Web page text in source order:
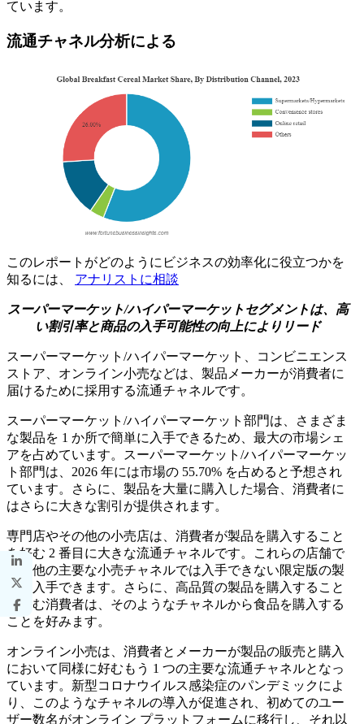
ています。
流通チャネル分析による
このレポートがどのようにビジネスの効率化に役立つかを
知るには、 アナリストに相談
スーパーマーケット/ハイパーマーケットセグメントは、高
い割引率と商品の入手可能性の向上によりリード
スーパーマーケット/ハイパーマーケット、コンビニエンス
ストア、オンライン小売などは、製品メーカーが消費者に
届けるために採用する流通チャネルです。
スーパーマーケット/ハイパーマーケット部門は、さまざま
な製品を 1 か所で簡単に入手できるため、最大の市場シェ
アを占めています。スーパーマーケット/ハイパーマーケッ
ト部門は、2026 年には市場の 55.70% を占めると予想され
ています。さらに、製品を大量に購入した場合、消費者に
はさらに大きな割引が提供されます。
専門店やその他の小売店は、消費者が製品を購入すること
を好む 2 番目に大きな流通チャネルです。これらの店舗で
は、他の主要な小売チャネルでは入手できない限定版の製
品を入手できます。さらに、高品質の製品を購入すること
を好む消費者は、そのようなチャネルから食品を購入する
ことを好みます。
オンライン小売は、消費者とメーカーが製品の販売と購入
において同様に好むもう 1 つの主要な流通チャネルとなっ
ています。新型コロナウイルス感染症のパンデミックによ
り、このようなチャネルの導入が促進され、初めてのユー
ザー数名がオンライン プラットフォームに移行し、それ以